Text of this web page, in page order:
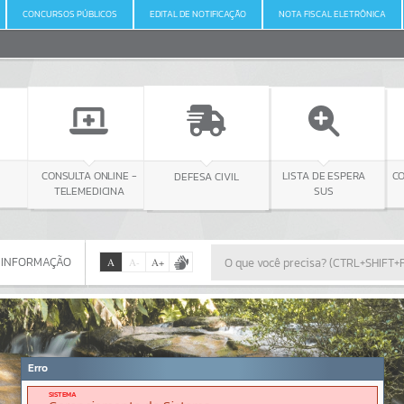
CONCURSOS PÚBLICOS EDITAL DE NOTIFICAÇÃO NOTA FISCAL ELETRÔNICA
ONLINE -
DEFESA CIVIL
LISTA DE ESPERA
CONSULTA LICITAÇÃO
Por favor, aguarde...
A A- A+
Erro
SISTEMA